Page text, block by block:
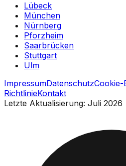
Lübeck
München
Nürnberg
Pforzheim
Saarbrücken
Stuttgart
Ulm
ImpressumDatenschutzCookie-
RichtlinieKontakt
Letzte Aktualisierung: Juli 2026